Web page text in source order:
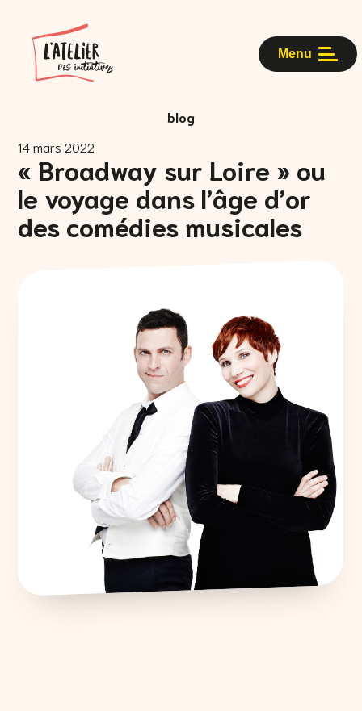
Menu
blog
14 mars 2022
« Broadway sur Loire » ou
le voyage dans l’âge d’or
des comédies musicales